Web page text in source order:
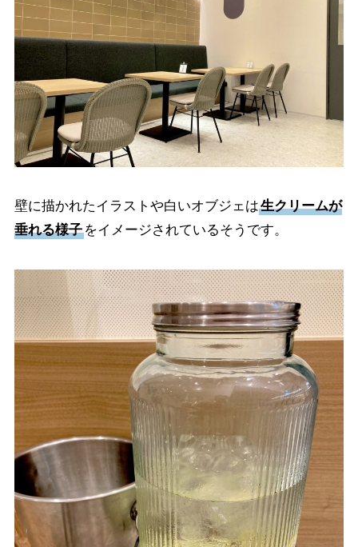
壁に描かれたイラストや白いオブジェは生クリームが
垂れる様子をイメージされているそうです。